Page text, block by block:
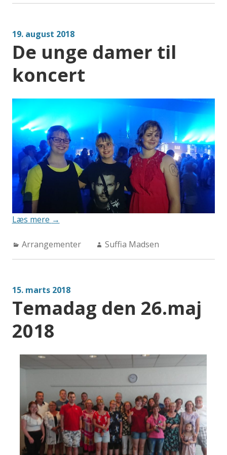
forskning”
19. august 2018
De unge damer til
koncert
Læs mere “De
damer
til
→
Categories:
Arrangementer Author:
Suffia Madsen
15. marts 2018
Temadag den 26.maj
2018